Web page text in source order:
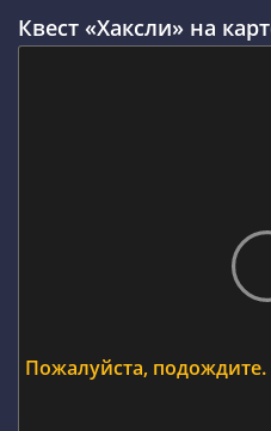
Квест «Хаксли» на
Пожалуйста, подождите.